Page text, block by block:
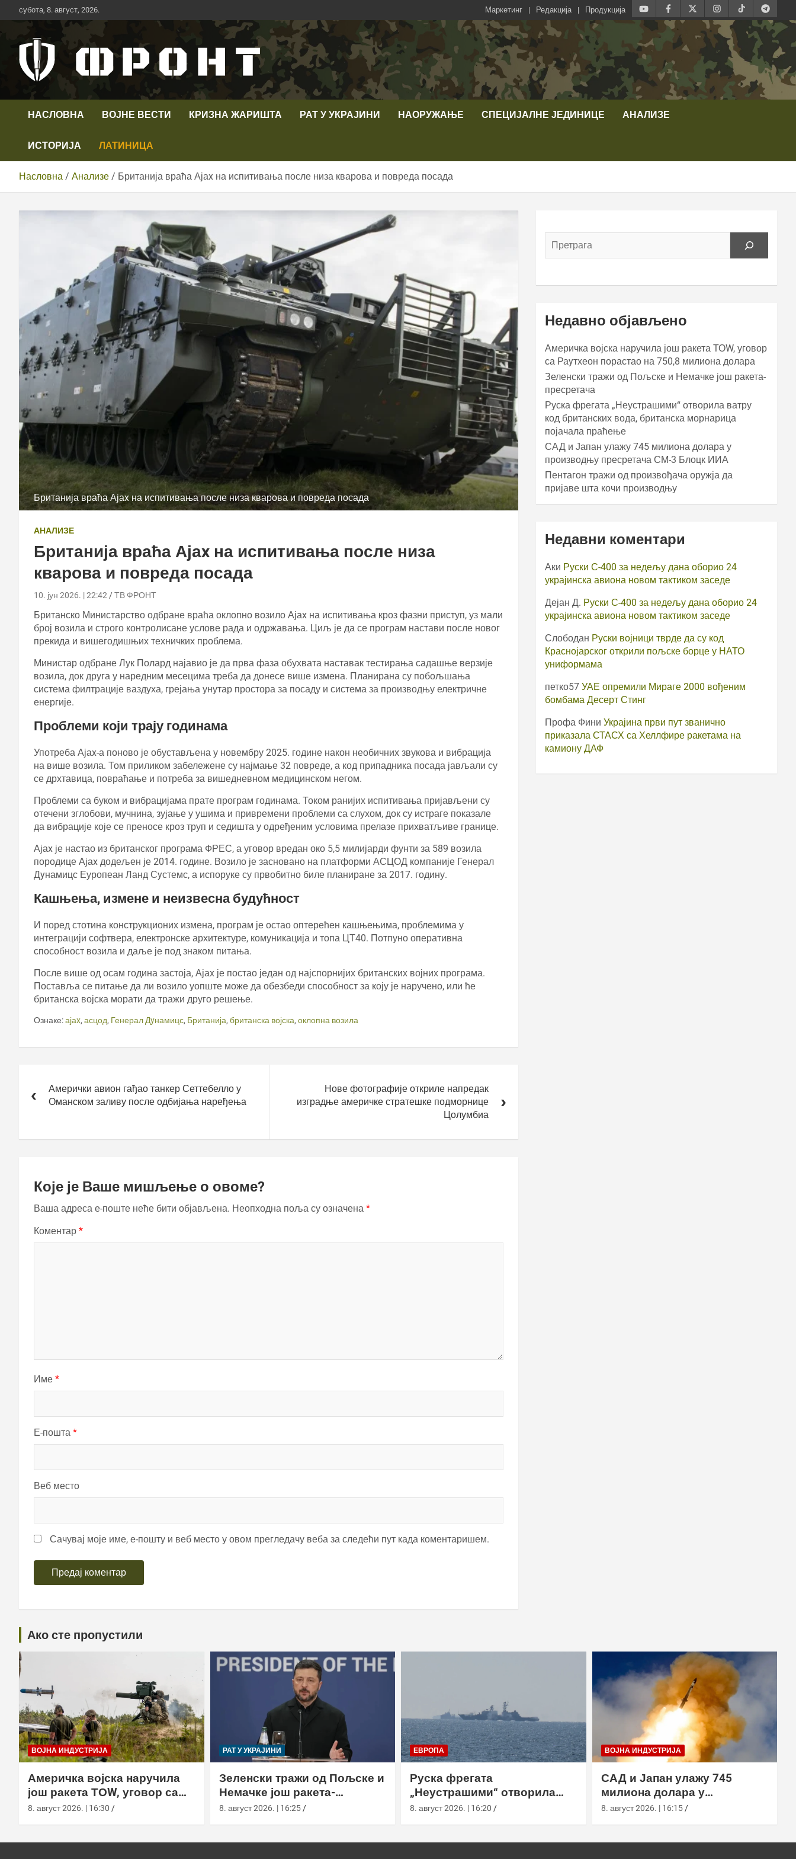
Скип
то
субота, 8. август, 2026. Маркетинг Редакција Продукција
Телевизија ФРОНТ
НАСЛОВНА ВОЈНЕ ВЕСТИ КРИЗНА ЖАРИШТА РАТ У УКРАЈИНИ НАОРУЖАЊЕ СПЕЦИЈАЛНЕ ЈЕДИНИЦЕ АНАЛИЗЕ
ИСТОРИЈА ЛАТИНИЦА
Насловна Анализе Британија враћа Ајаx на испитивања после низа кварова и повреда посада
Британија враћа Ајаx на испитивања после низа кварова и повреда посада
АНАЛИЗЕ
Британија враћа Ајаx на испитивања после низа
кварова и повреда посада
10. јун 2026. | 22:42 ТВ ФРОНТ
Британско Министарство одбране враћа оклопно возило Ајаx на испитивања кроз фазни приступ, уз мали
број возила и строго контролисане услове рада и одржавања. Циљ је да се програм настави после новог
прекида и вишегодишњих техничких проблема.
Министар одбране Лук Полард најавио је да прва фаза обухвата наставак тестирања садашње верзије
возила, док друга у наредним месецима треба да донесе више измена. Планирана су побољшања
система филтрације ваздуха, грејања унутар простора за посаду и система за производњу електричне
енергије.
Проблеми који трају годинама
Употреба Ајаx-а поново је обустављена у новембру 2025. године након необичних звукова и вибрација
на више возила. Том приликом забележене су најмање 32 повреде, а код припадника посада јављали су
се дрхтавица, повраћање и потреба за вишедневном медицинском негом.
Проблеми са буком и вибрацијама прате програм годинама. Током ранијих испитивања пријављени су
отечени зглобови, мучнина, зујање у ушима и привремени проблеми са слухом, док су истраге показале
да вибрације које се преносе кроз труп и седишта у одређеним условима прелазе прихватљиве границе.
Ајаx је настао из британског програма ФРЕС, а уговор вредан око 5,5 милијарди фунти за 589 возила
породице Ајаx додељен је 2014. године. Возило је засновано на платформи АСЦОД компаније Генерал
Дyнамицс Еуропеан Ланд Сyстемс, а испоруке су првобитно биле планиране за 2017. годину.
Кашњења, измене и неизвесна будућност
И поред стотина конструкционих измена, програм је остао оптерећен кашњењима, проблемима у
интеграцији софтвера, електронске архитектуре, комуникација и топа ЦТ40. Потпуно оперативна
способност возила и даље је под знаком питања.
После више од осам година застоја, Ајаx је постао један од најспорнијих британских војних програма.
Поставља се питање да ли возило уопште може да обезбеди способност за коју је наручено, или ће
британска војска морати да тражи друго решење.
Ознаке:ајаx, асцод, Генерал Дyнамицс, Британија, британска војска, оклопна возила
чланкаАмерички авион гађао танкер Сеттебелло у
Оманском заливу после одбијања наређења
Нове фотографије откриле напредак
изградње америчке стратешке подморнице
Цолумбиа
Које је Ваше мишљење о овоме?
Ваша адреса е-поште неће бити објављена. Неопходна поља су означена *
Коментар *
Име *
Е-пошта *
Веб место
Сачувај моје име, е-пошту и веб место у овом прегледачу веба за следећи пут када коментаришем.
Недавно објављено
Америчка војска наручила још ракета ТОW, уговор
са Раyтхеон порастао на 750,8 милиона долара
Зеленски тражи од Пољске и Немачке још ракета-
пресретача
Руска фрегата „Неустрашими“ отворила ватру
код британских вода, британска морнарица
појачала праћење
САД и Јапан улажу 745 милиона долара у
производњу пресретача СМ-3 Блоцк ИИА
Пентагон тражи од произвођача оружја да
пријаве шта кочи производњу
Недавни коментари
Аки Руски С-400 за недељу дана оборио 24
украјинска авиона новом тактиком заседе
Дејан Д. Руски С-400 за недељу дана оборио 24
украјинска авиона новом тактиком заседе
Слободан Руски војници тврде да су код
Краснојарског открили пољске борце у НАТО
униформама
петко57 УАЕ опремили Мираге 2000 вођеним
бомбама Десерт Стинг
Профа Фини Украјина први пут званично
приказала СТАСХ са Хеллфире ракетама на
камиону ДАФ
Ако сте пропустили
ВОЈНА ИНДУСТРИЈА
Америчка војска наручила
још ракета ТОW, уговор са
Раyтхеон порастао на 750,8
8. август 2026. | 16:30
РАТ У УКРАЈИНИ
Зеленски тражи од Пољске и
Немачке још ракета-
пресретача
8. август 2026. | 16:25
ЕВРОПА
Руска фрегата
„Неустрашими“ отворила
ватру код британских вода,
8. август 2026. | 16:20
ВОЈНА ИНДУСТРИЈА
САД и Јапан улажу 745
милиона долара у
производњу пресретача
8. август 2026. | 16:15